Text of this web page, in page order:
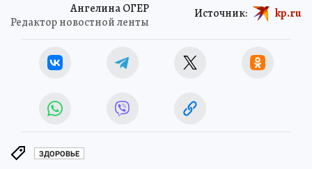
Ангелина ОГЕР
Редактор новостной ленты
Источник: kp.ru
ЗДОРОВЬЕ